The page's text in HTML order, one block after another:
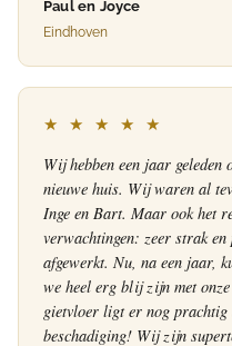
Paul en Joyce
Eindhoven
★ ★ ★ ★ ★
Wij hebben een jaar
nieuwe huis. Wij waren al
Inge en Bart. Maar ook het
verwachtingen: zeer strak
afgewerkt. Nu, na een jaar,
we heel erg blij zijn met
gietvloer ligt er nog prachtig
beschadiging! Wij zijn